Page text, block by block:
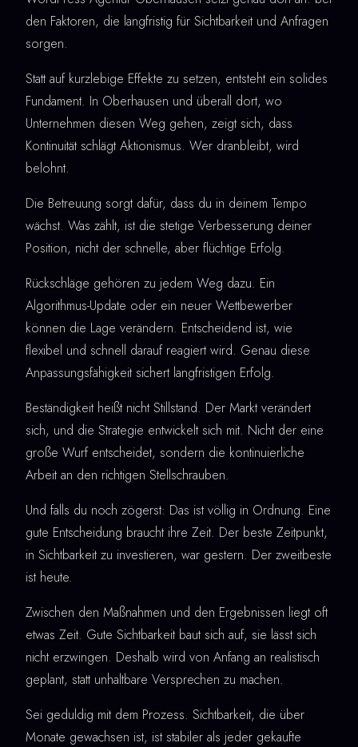
den Faktoren, die langfristig für Sichtbarkeit und Anfragen
sorgen.
Statt auf kurzlebige Effekte zu setzen, entsteht ein solides
Fundament. In Oberhausen und überall dort, wo
Unternehmen diesen Weg gehen, zeigt sich, dass
Kontinuität schlägt Aktionismus. Wer dranbleibt, wird
belohnt.
Die Betreuung sorgt dafür, dass du in deinem Tempo
wächst. Was zählt, ist die stetige Verbesserung deiner
Position, nicht der schnelle, aber flüchtige Erfolg.
Rückschläge gehören zu jedem Weg dazu. Ein
Algorithmus-Update oder ein neuer Wettbewerber
können die Lage verändern. Entscheidend ist, wie
flexibel und schnell darauf reagiert wird. Genau diese
Anpassungsfähigkeit sichert langfristigen Erfolg.
Beständigkeit heißt nicht Stillstand. Der Markt verändert
sich, und die Strategie entwickelt sich mit. Nicht der eine
große Wurf entscheidet, sondern die kontinuierliche
Arbeit an den richtigen Stellschrauben.
Und falls du noch zögerst: Das ist völlig in Ordnung. Eine
gute Entscheidung braucht ihre Zeit. Der beste Zeitpunkt,
in Sichtbarkeit zu investieren, war gestern. Der zweitbeste
ist heute.
Zwischen den Maßnahmen und den Ergebnissen liegt oft
etwas Zeit. Gute Sichtbarkeit baut sich auf, sie lässt sich
nicht erzwingen. Deshalb wird von Anfang an realistisch
geplant, statt unhaltbare Versprechen zu machen.
Sei geduldig mit dem Prozess. Sichtbarkeit, die über
Monate gewachsen ist, ist stabiler als jeder gekaufte